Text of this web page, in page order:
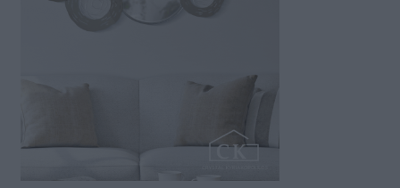
07/08/2026 18:01